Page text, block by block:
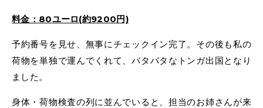
料金：80ユーロ(約9200円)
予約番号を見せ、無事にチェックイン完了。その後も私の
荷物を単独で運んでくれて、バタバタなトンガ出国となり
ました。
身体・荷物検査の列に並んでいると、担当のお姉さんが来